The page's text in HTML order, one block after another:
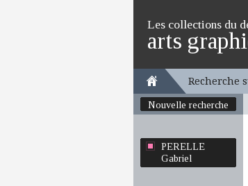
Les collections du
arts
Recherche
Nouvelle recherche
PERELLE
Gabriel